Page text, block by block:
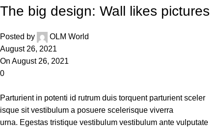
The big design: Wall likes pictures
Posted by
OLM World
August 26, 2021
On August 26, 2021
0
Parturient in potenti id rutrum duis torquent parturient sceler
isque sit vestibulum a posuere scelerisque viverra
urna. Egestas tristique vestibulum vestibulum ante vulputate